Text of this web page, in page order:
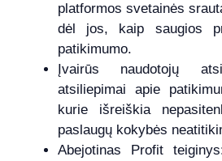
platformos svetainės
dėl jos, kaip saugios
patikimumo.
Įvairūs naudotojų
atsiliepimai apie
kurie išreiškia
paslaugų kokybės
Abejotinas Profit